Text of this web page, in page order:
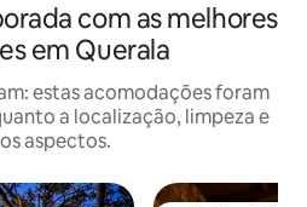
com as melhores
em Querala
estas acomodações foram
a localização, limpeza e
aspectos.